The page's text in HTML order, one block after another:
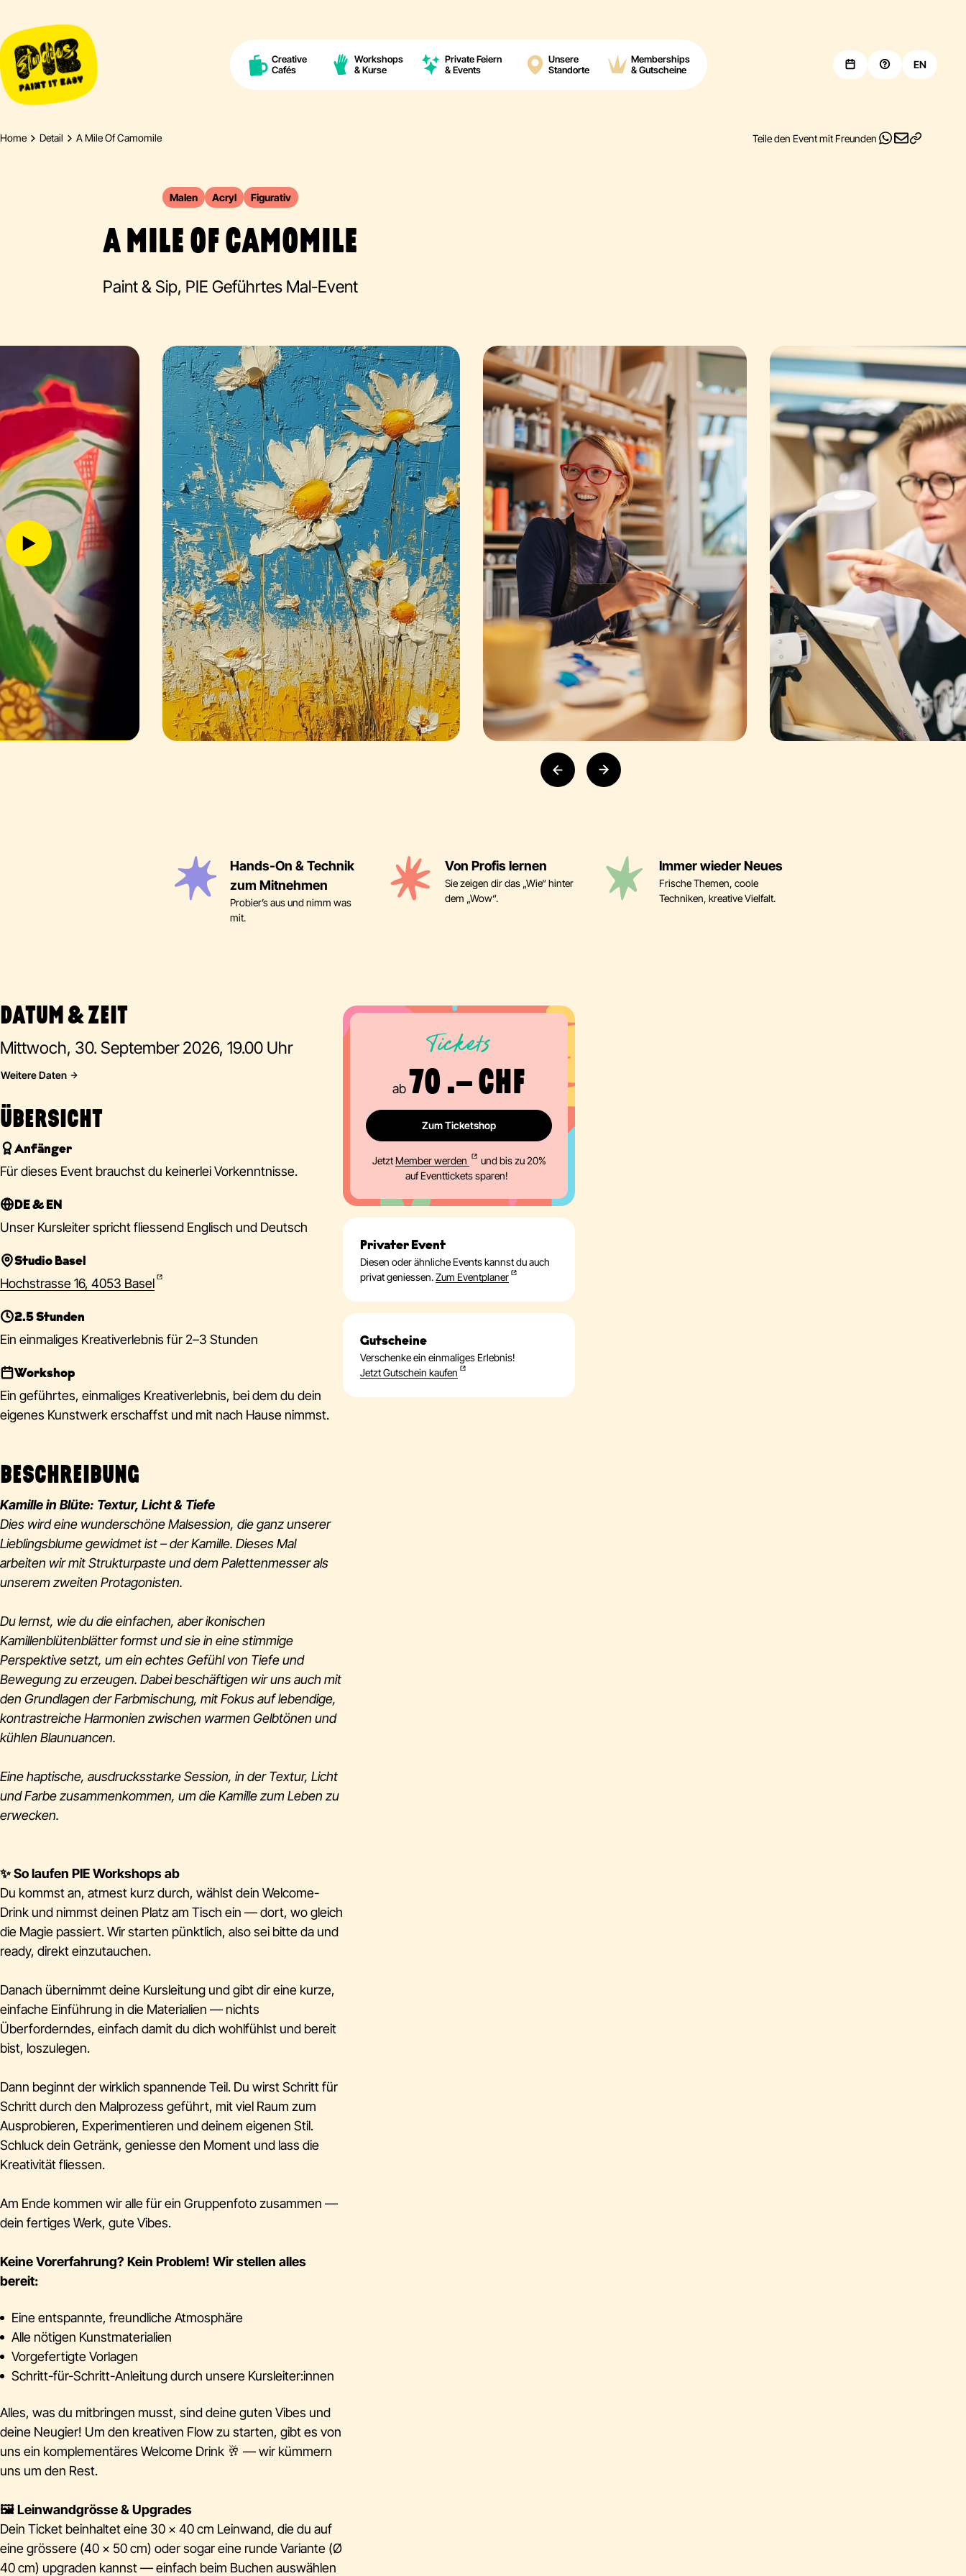
Creative
Cafés
Workshops
& Kurse
Private Feiern
& Events
Unsere
Standorte
Memberships
& Gutscheine
EN
Home Detail A Mile Of Camomile Teile den Event mit Freunden
Malen Acryl Figurativ
A MILE OF CAMOMILE
Paint & Sip, PIE Geführtes Mal-Event
Hands-On & Technik
zum Mitnehmen
Probier’s aus und nimm was
mit.
Von Profis lernen
Sie zeigen dir das „Wie“ hinter
dem „Wow“.
Immer wieder Neues
Frische Themen, coole
Techniken, kreative Vielfalt.
DATUM & ZEIT
Mittwoch, 30. September 2026, 19.00 Uhr
Weitere Daten
ÜBERSICHT
Anfänger
Für dieses Event brauchst du keinerlei Vorkenntnisse.
DE & EN
Unser Kursleiter spricht fliessend Englisch und Deutsch
Studio Basel
Hochstrasse 16, 4053 Basel
2.5 Stunden
Ein einmaliges Kreativerlebnis für 2–3 Stunden
Workshop
Ein geführtes, einmaliges Kreativerlebnis, bei dem du dein
eigenes Kunstwerk erschaffst und mit nach Hause nimmst.
BESCHREIBUNG
Kamille in Blüte: Textur, Licht & Tiefe
Dies wird eine wunderschöne Malsession, die ganz unserer
Lieblingsblume gewidmet ist – der Kamille. Dieses Mal
arbeiten wir mit Strukturpaste und dem Palettenmesser als
unserem zweiten Protagonisten.
Du lernst, wie du die einfachen, aber ikonischen
Kamillenblütenblätter formst und sie in eine stimmige
Perspektive setzt, um ein echtes Gefühl von Tiefe und
Bewegung zu erzeugen. Dabei beschäftigen wir uns auch mit
den Grundlagen der Farbmischung, mit Fokus auf lebendige,
kontrastreiche Harmonien zwischen warmen Gelbtönen und
kühlen Blaunuancen.
Eine haptische, ausdrucksstarke Session, in der Textur, Licht
und Farbe zusammenkommen, um die Kamille zum Leben zu
erwecken.
✨So laufen PIE Workshops ab
Du kommst an, atmest kurz durch, wählst dein Welcome-
Drink und nimmst deinen Platz am Tisch ein — dort, wo gleich
die Magie passiert. Wir starten pünktlich, also sei bitte da und
ready, direkt einzutauchen.
Danach übernimmt deine Kursleitung und gibt dir eine kurze,
einfache Einführung in die Materialien — nichts
Überforderndes, einfach damit du dich wohlfühlst und bereit
bist, loszulegen.
Dann beginnt der wirklich spannende Teil. Du wirst Schritt für
Schritt durch den Malprozess geführt, mit viel Raum zum
Ausprobieren, Experimentieren und deinem eigenen Stil.
Schluck dein Getränk, geniesse den Moment und lass die
Kreativität fliessen.
Am Ende kommen wir alle für ein Gruppenfoto zusammen —
dein fertiges Werk, gute Vibes.
Keine Vorerfahrung? Kein Problem! Wir stellen alles
bereit:
Eine entspannte, freundliche Atmosphäre
Alle nötigen Kunstmaterialien
Vorgefertigte Vorlagen
Schritt-für-Schritt-Anleitung durch unsere Kursleiter:innen
Alles, was du mitbringen musst, sind deine guten Vibes und
deine Neugier! Um den kreativen Flow zu starten, gibt es von
uns ein komplementäres Welcome Drink 🥂 — wir kümmern
uns um den Rest.
🖼️ Leinwandgrösse & Upgrades
Dein Ticket beinhaltet eine 30 × 40 cm Leinwand, die du auf
eine grössere (40 × 50 cm) oder sogar eine runde Variante (Ø
40 cm) upgraden kannst — einfach beim Buchen auswählen
Tickets
ab70 .– CHF
Zum Ticketshop
JetztMember werden
und bis zu 20%
auf Eventtickets sparen!
Privater Event
Diesen oder ähnliche Events kannst du auch
privat geniessen.Zum Eventplaner
Gutscheine
Verschenke ein einmaliges Erlebnis!
Jetzt Gutschein kaufen